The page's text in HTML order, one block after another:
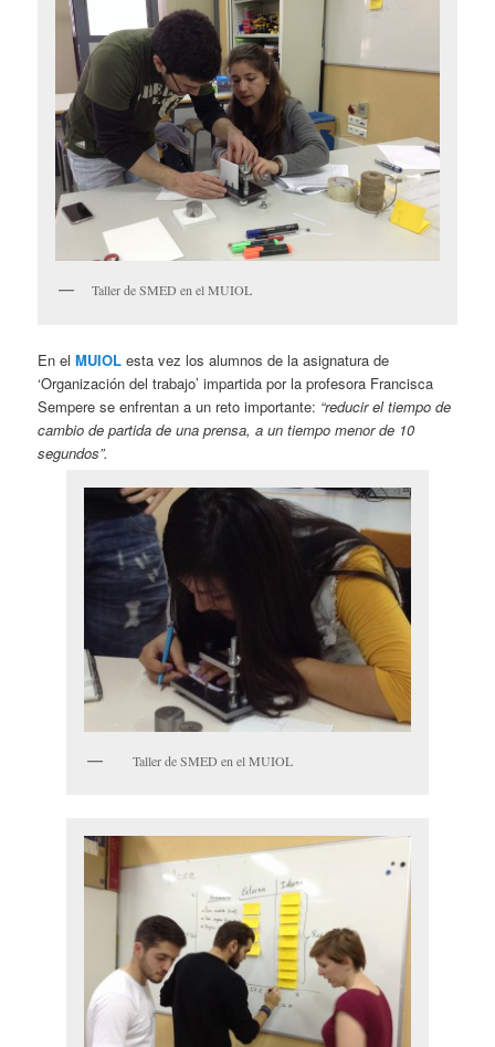
Taller de SMED en el MUIOL
En elMUIOL esta vez los alumnos de la asignatura de
‘Organización del trabajo’ impartida por la profesora Francisca
Sempere se enfrentan a un reto importante: “reducir el tiempo de
cambio de partida de una prensa, a un tiempo menor de 10
segundos”.
Taller de SMED en el MUIOL